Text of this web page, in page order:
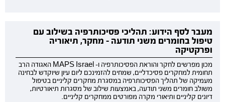
מעבר לסף הידוע: תהליכי פסיכותרפיה בשילוב עם
טיפול בחומרים משני תודעה - מחקר, תיאוריה
ופרקטיקה
מכון מפרשים לחקר והוראת הפסיכותרפיה ו- MAPS Israel האגודה הרב
תחומית למחקרים פסיכדליים, שמחים להזמינכם ליום עיון שיוקדש לבחינה
מעמיקה של תהליך הפסיכותרפיה במסגרת מחקרים קליניים בטיפול
משולב חומרים משני תודעה, באמצעות שילוב של מסגרות תיאורטיות,
דיונים קליניים ותיאורי מקרה מפורטים ממחקרים קליניים.